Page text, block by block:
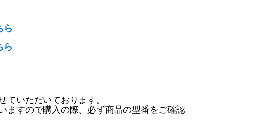
ら
ら
いただいております。
ますので購入の際、必ず商品の型番をご確認